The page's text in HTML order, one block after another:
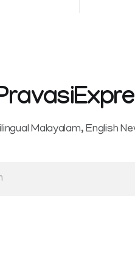
in
Malayalam, English